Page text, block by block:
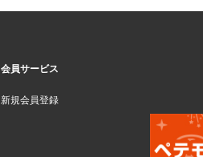
会員サービス
新規会員登録